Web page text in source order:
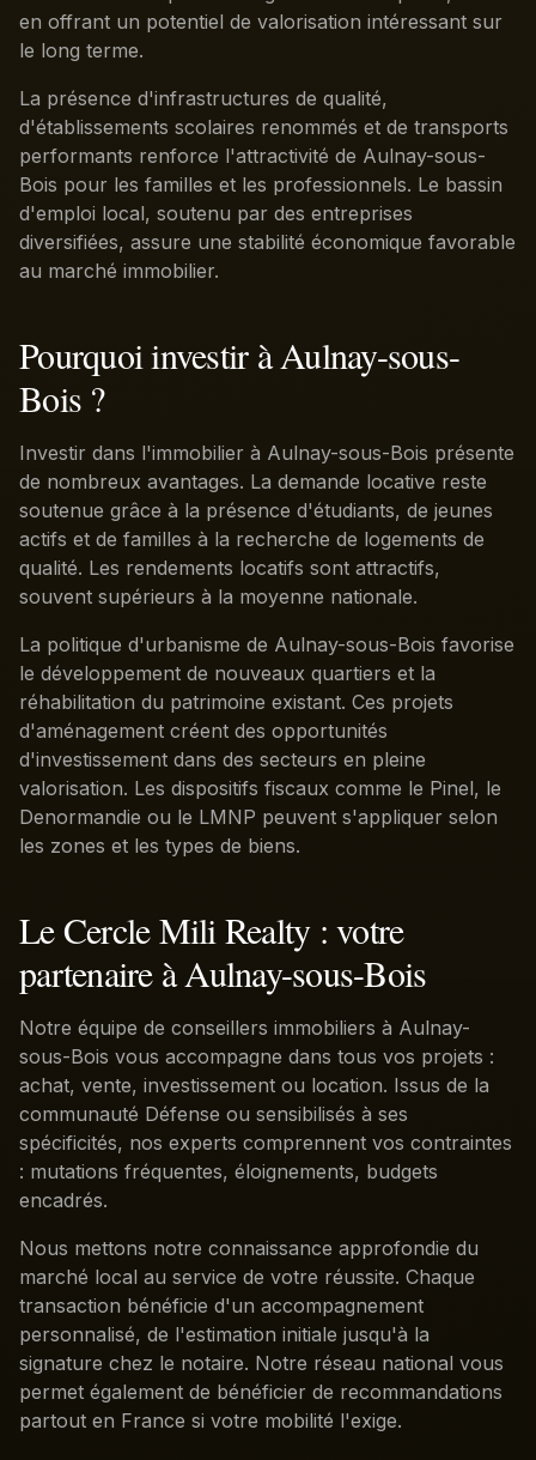
en offrant un potentiel de valorisation intéressant sur
le long terme.
La présence d'infrastructures de qualité,
d'établissements scolaires renommés et de transports
performants renforce l'attractivité de Aulnay-sous-
Bois pour les familles et les professionnels. Le bassin
d'emploi local, soutenu par des entreprises
diversifiées, assure une stabilité économique favorable
au marché immobilier.
Pourquoi investir à Aulnay-sous-
Bois ?
Investir dans l'immobilier à Aulnay-sous-Bois présente
de nombreux avantages. La demande locative reste
soutenue grâce à la présence d'étudiants, de jeunes
actifs et de familles à la recherche de logements de
qualité. Les rendements locatifs sont attractifs,
souvent supérieurs à la moyenne nationale.
La politique d'urbanisme de Aulnay-sous-Bois favorise
le développement de nouveaux quartiers et la
réhabilitation du patrimoine existant. Ces projets
d'aménagement créent des opportunités
d'investissement dans des secteurs en pleine
valorisation. Les dispositifs fiscaux comme le Pinel, le
Denormandie ou le LMNP peuvent s'appliquer selon
les zones et les types de biens.
Le Cercle Mili Realty : votre
partenaire à Aulnay-sous-Bois
Notre équipe de conseillers immobiliers à Aulnay-
sous-Bois vous accompagne dans tous vos projets :
achat, vente, investissement ou location. Issus de la
communauté Défense ou sensibilisés à ses
spécificités, nos experts comprennent vos contraintes
: mutations fréquentes, éloignements, budgets
encadrés.
Nous mettons notre connaissance approfondie du
marché local au service de votre réussite. Chaque
transaction bénéficie d'un accompagnement
personnalisé, de l'estimation initiale jusqu'à la
signature chez le notaire. Notre réseau national vous
permet également de bénéficier de recommandations
partout en France si votre mobilité l'exige.